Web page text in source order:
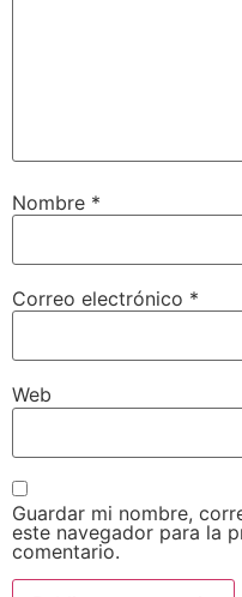
Nombre *
Correo electrónico *
Web
Guardar mi nombre,
este navegador para la
comentario.